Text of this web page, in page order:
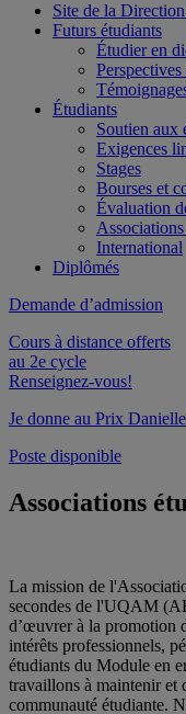
Site de la
Futurs étudiants
Étudier en
Étudiants
Soutien aux
Exigences
Stages
Bourses et
Évaluation
International
Diplômés
Demande d’admission
Cours à distance offerts
au 2e cycle
Renseignez-vous!
Je donne au Prix
Poste disponible
Associations
La mission de
secondes de l'UQAM
d’œuvrer à la promotion
intérêts professionnels,
étudiants du Module en
travaillons à maintenir et
communauté étudiante.